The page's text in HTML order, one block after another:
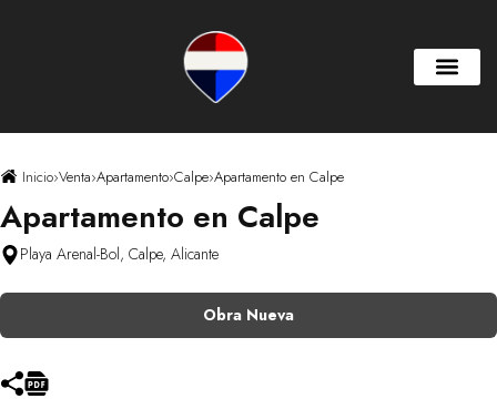
Inicio›Venta›Apartamento›Calpe›Apartamento en Calpe
Apartamento en Calpe
Playa Arenal-Bol, Calpe, Alicante
Obra Nueva